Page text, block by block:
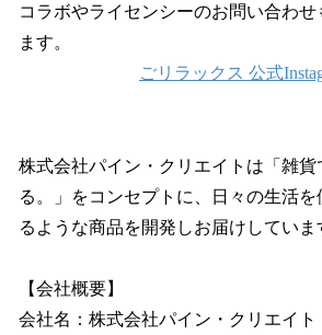
コラボやライセンシーのお問い合わせ
ます。
ごリラックス 公式
株式会社パイン・クリエイトは「雑貨
る。」をコンセプトに、日々の生活を
るような商品を開発しお届けしていま
【会社概要】
会社名：株式会社パイン・クリエイト